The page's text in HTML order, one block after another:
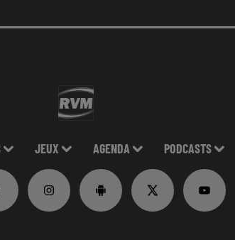
JEUX AGENDA PODCASTS